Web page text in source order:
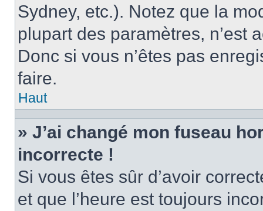
Sydney, etc.). Notez que la
plupart des paramètres, n’est
Donc si vous n’êtes pas
faire.
Haut
» J’ai changé mon fuseau
incorrecte !
Si vous êtes sûr d’avoir
et que l’heure est toujours